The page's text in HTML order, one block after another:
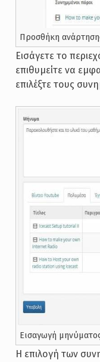
Προσθήκη
Εισάγετε το
επιθυμείτε να
επιλέξτε τους
Εισαγωγή
Η επιλογή των